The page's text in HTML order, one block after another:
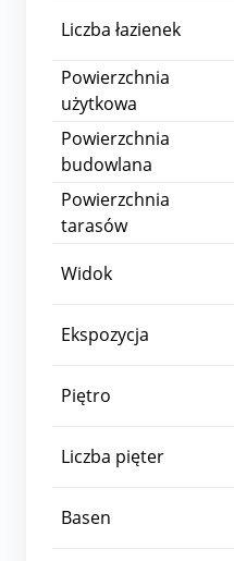
Liczba łazienek
Powierzchnia
użytkowa
Powierzchnia
budowlana
Powierzchnia
tarasów
Widok
Ekspozycja
Piętro
Liczba pięter
Basen